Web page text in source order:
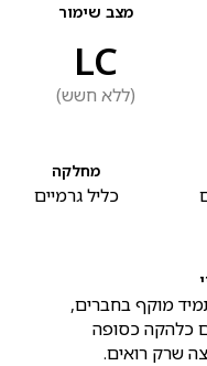
מצב שימור
LC
(ללא חשש)
מחלקה
כליל גרמיים
מוקף בחברים,
כלהקה כסופה
שרק רואים.